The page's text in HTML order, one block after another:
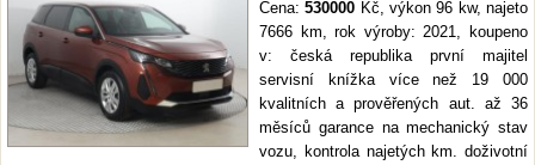
Cena:530000 Kč, výkon 96 kw, najeto
7666 km, rok výroby: 2021, koupeno
v: česká republika první majitel
servisní knížka více než 19 000
kvalitních a prověřených aut. až 36
měsíců garance na mechanický stav
vozu, kontrola najetých km. doživotní